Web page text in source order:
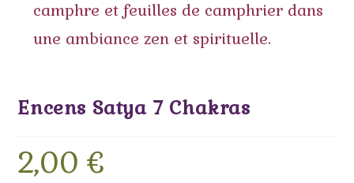
Encens Satya 7 Chakras
2,00€